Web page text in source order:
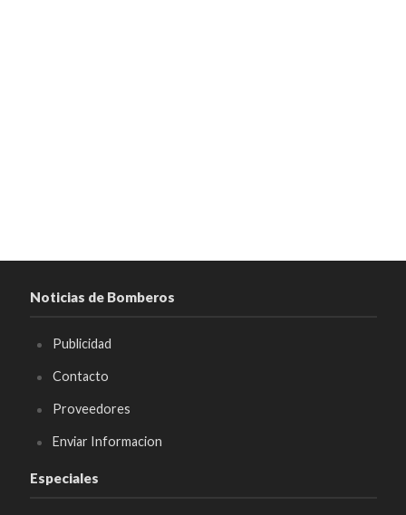
Noticias de Bomberos
Publicidad
Contacto
Proveedores
Enviar Informacion
Especiales